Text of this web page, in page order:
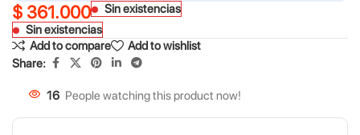
$ 361.000
Sin existencias
Sin existencias
Add to compare
Add to wishlist
Share:
16 People watching this product now!